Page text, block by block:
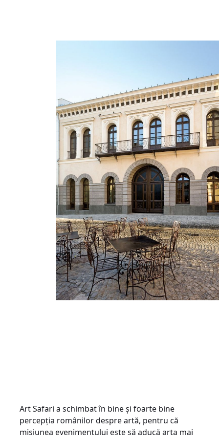
Art Safari a schimbat în bine și foarte bine
percepția românilor despre artă, pentru că
misiunea evenimentului este să aducă arta mai